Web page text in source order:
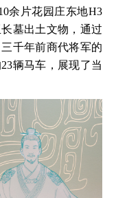
余片花园庄东地H3
墓出土文物，通过
千年前商代将军的
辆马车，展现了当